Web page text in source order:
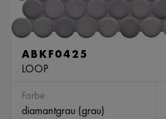
ABKF0425
LOOP
Farbe
diamantgrau (grau)